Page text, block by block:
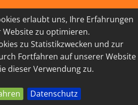
erlaubt uns, Ihre Erfahrungen
Website zu optimieren.
zu Statistikzwecken und zur
Fortfahren auf unserer Website
dieser Verwendung zu.
Datenschutz
- Diözese Innsbruck
LINKSAMMLUNG
KONTAKT
powered by webEdition CMS